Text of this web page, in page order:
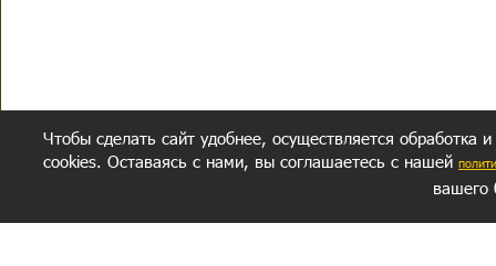
Чтобы сделать сайт удобнее, осуществляется обработка
cookies. Оставаясь с нами, вы соглашаетесь с нашей
вашего